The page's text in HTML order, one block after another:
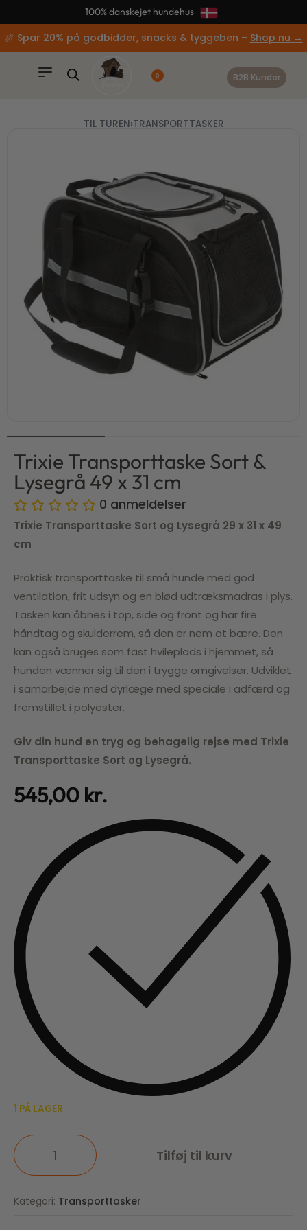
📦 95% af alle ordrer afsendes samme dag
🍖 Spar 20% på godbidder, snacks & tyggeben – Shop nu →
0 B2B Kunder
TIL TUREN›TRANSPORTTASKER
Trixie Transporttaske Sort &
Lysegrå 49 x 31 cm
0 anmeldelser
Trixie Transporttaske Sort og Lysegrå 29 x 31 x 49
cm
Praktisk transporttaske til små hunde med god
ventilation, frit udsyn og en blød udtræksmadras i plys.
Tasken kan åbnes i top, side og front og har fire
håndtag og skulderrem, så den er nem at bære. Den
kan også bruges som fast hvileplads i hjemmet, så
hunden vænner sig til den i trygge omgivelser. Udviklet
i samarbejde med dyrlæge med speciale i adfærd og
fremstillet i polyester.
Giv din hund en tryg og behagelig rejse med Trixie
Transporttaske Sort og Lysegrå.
545,00 kr.
1 PÅ LAGER
Tilføj til kurv
Kategori: Transporttasker